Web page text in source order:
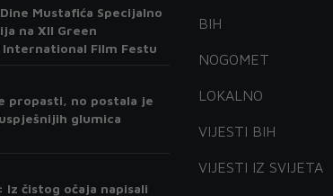
Mustafića Specijalno
na XII Green
Film Festu
propasti, no postala je
glumica
Iz čistog očaja napisali
BIH
NOGOMET
LOKALNO
VIJESTI BIH
VIJESTI IZ SVIJETA